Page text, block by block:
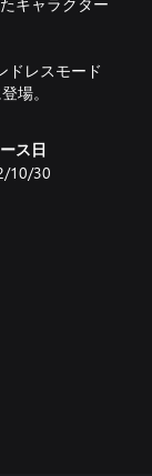
ドレスモード
場。
ス日
10/30